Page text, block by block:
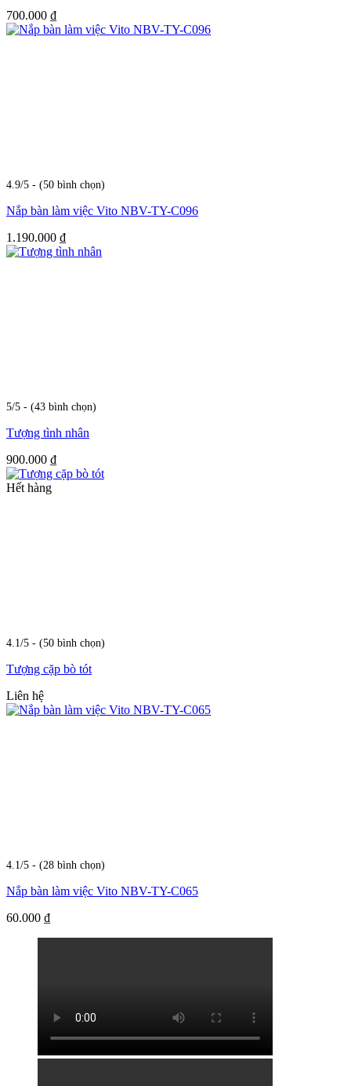
700.000 ₫
4.9/5 - (50 bình chọn)
Nắp bàn làm việc Vito NBV-TY-C096
1.190.000 ₫
5/5 - (43 bình chọn)
Tượng tình nhân
900.000 ₫
Hết hàng
4.1/5 - (50 bình chọn)
Tượng cặp bò tót
Liên hệ
4.1/5 - (28 bình chọn)
Nắp bàn làm việc Vito NBV-TY-C065
60.000 ₫